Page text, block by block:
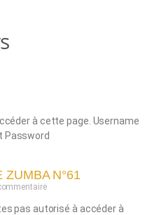
à cette page. Username
Password
ZUMBA N°61
pas autorisé à accéder à